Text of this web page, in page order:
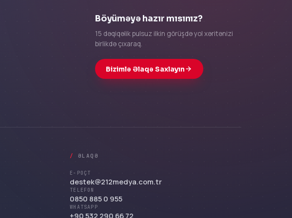
Böyüməyə hazır mısınız?
15 dəqiqəlik pulsuz ilkin görüşdə yol xəritənizi
birlikdə çıxaraq.
Bizimlə Əlaqə Saxlayın
/ ƏLAQƏ
E-POÇT
destek@212medya.com.tr
TELEFON
0850 885 0 955
WHATSAPP
+90 532 290 66 72